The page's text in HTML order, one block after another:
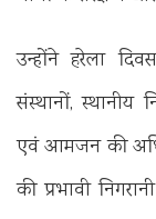
‎उन्होंने हरेला
संस्थानों, स्थानीय
एवं आमजन की
की प्रभावी